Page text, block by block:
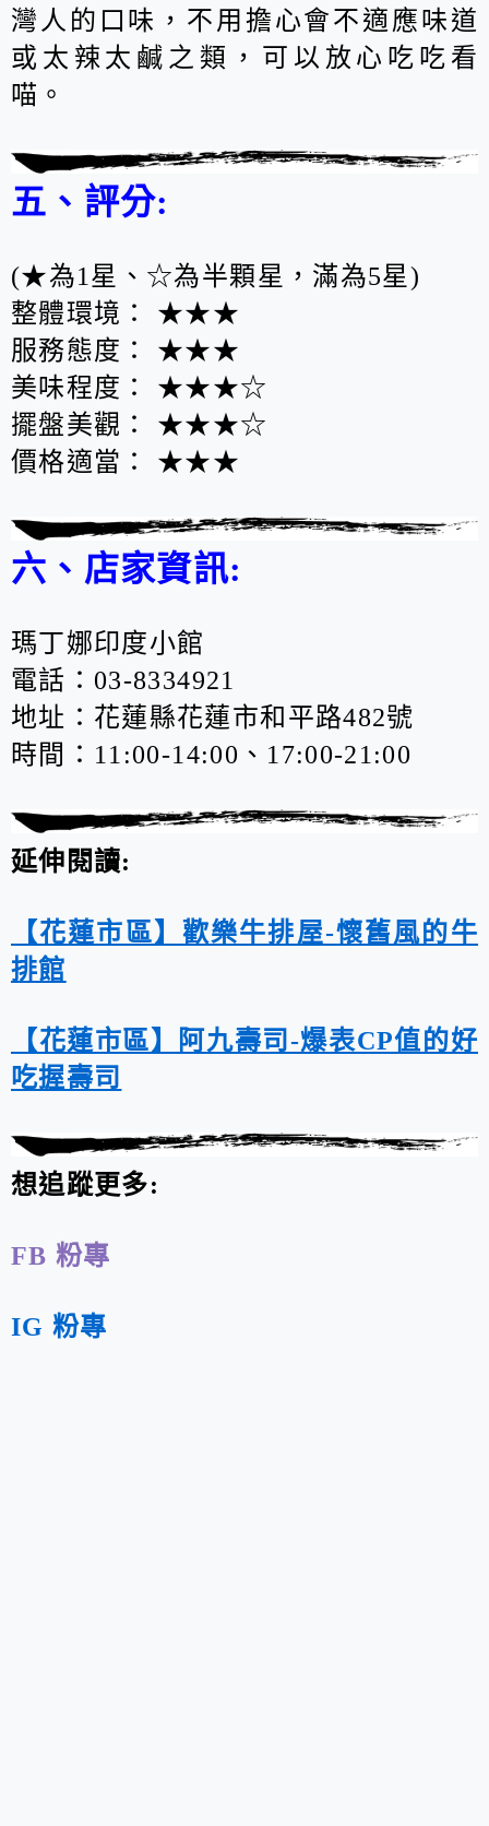
灣人的口味，不用擔心會不適應味道
或太辣太鹹之類，可以放心吃吃看
喵。
五、評分:
(★為1星、☆為半顆星，滿為5星)
整體環境： ★★★
服務態度： ★★★
美味程度： ★★★☆
擺盤美觀： ★★★☆
價格適當： ★★★
六、店家資訊:
瑪丁娜印度小館
電話：03-8334921
地址：花蓮縣花蓮市和平路482號
時間：11:00-14:00、17:00-21:00
延伸閱讀:
【花蓮市區】歡樂牛排屋-懷舊風的牛
排館
【花蓮市區】阿九壽司-爆表CP值的好
吃握壽司
想追蹤更多:
FB 粉專
IG 粉專